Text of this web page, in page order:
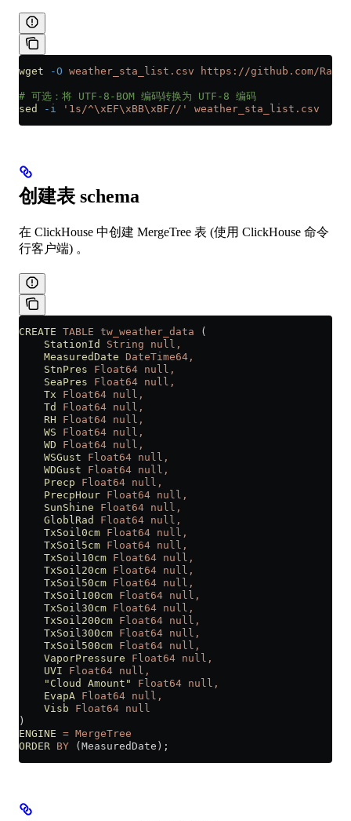
wget -O weather_sta_list.csv https://github.com/
# 可选：将 UTF-8-BOM 编码转换为 UTF-8 编码
sed
-i '1s/^\xEF\xBB\xBF//' weather_sta_list.csv
创建表 schema
在 ClickHouse 中创建 MergeTree 表 (使用 ClickHouse 命令
行客户端) 。
CREATE TABLE tw_weather_data (
    StationId
String null,
    MeasuredDate
DateTime64,
    StnPres
Float64 null,
    SeaPres
Float64 null,
    Tx
Float64 null,
    Td
Float64 null,
    RH
Float64 null,
    WS
Float64 null,
    WD
Float64 null,
    WSGust
Float64 null,
    WDGust
Float64 null,
    Precp
Float64 null,
    PrecpHour
Float64 null,
    SunShine
Float64 null,
    GloblRad
Float64 null,
    TxSoil0cm
Float64 null,
    TxSoil5cm
Float64 null,
    TxSoil10cm
Float64 null,
    TxSoil20cm
Float64 null,
    TxSoil50cm
Float64 null,
    TxSoil100cm
Float64 null,
    TxSoil30cm
Float64 null,
    TxSoil200cm
Float64 null,
    TxSoil300cm
Float64 null,
    TxSoil500cm
Float64 null,
    VaporPressure
Float64 null,
    UVI
Float64 null,
    "Cloud Amount"
Float64 null,
    EvapA
Float64 null,
    Visb
Float64 null
)
ENGINE = MergeTree
ORDER BY (MeasuredDate);